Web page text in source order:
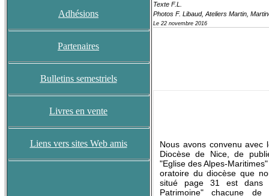
Adhésions
Partenaires
Bulletins semestriels
Livres en vente
Liens vers sites Web amis
Texte F.L.
Photos F. Libaud, Ateliers Martin,
Le 22 novembre 2016
Nous avons convenu avec
Diocèse de Nice, de
"Eglise des Alpes-
oratoire du diocèse que
situé page 31 est dans
Patrimoine" chacune